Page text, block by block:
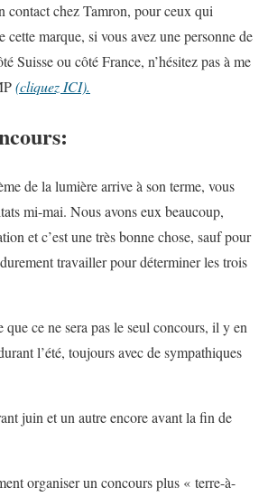
contact chez Tamron, pour ceux qui
cette marque, si vous avez une personne de
Suisse ou côté France, n’hésitez pas à me
(cliquez ICI).
de la lumière arrive à son terme, vous
mi-mai. Nous avons eux beaucoup,
et c’est une très bonne chose, sauf pour
travailler pour déterminer les trois
que ce ne sera pas le seul concours, il y en
l’été, toujours avec de sympathiques
juin et un autre encore avant la fin de
organiser un concours plus « terre-à-